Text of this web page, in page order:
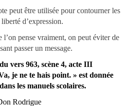
peut être utilisée pour contourner les
d’expression.
l’on pense vraiment, on peut éviter de
passer un message.
vers 963, scène 4, acte III
je ne te hais point. » est donnée
les manuels scolaires.
Rodrigue